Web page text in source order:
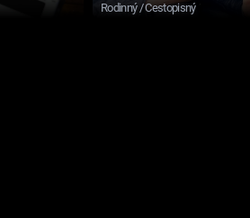
Rodinný / Cestopisný